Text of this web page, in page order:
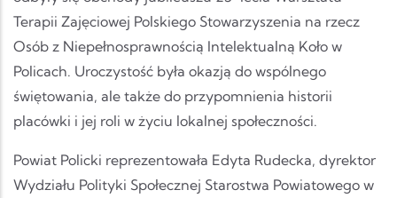
Terapii Zajęciowej Polskiego Stowarzyszenia na rzecz
Osób z Niepełnosprawnością Intelektualną Koło w
Policach. Uroczystość była okazją do wspólnego
świętowania, ale także do przypomnienia historii
placówki i jej roli w życiu lokalnej społeczności.
Powiat Policki reprezentowała Edyta Rudecka, dyrektor
Wydziału Polityki Społecznej Starostwa Powiatowego w